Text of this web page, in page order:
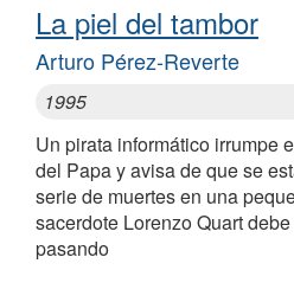
La piel del tambor
Arturo Pérez-Reverte
1995
Un pirata informático irrumpe
del Papa y avisa de que se
serie de muertes en una
sacerdote Lorenzo Quart
pasando